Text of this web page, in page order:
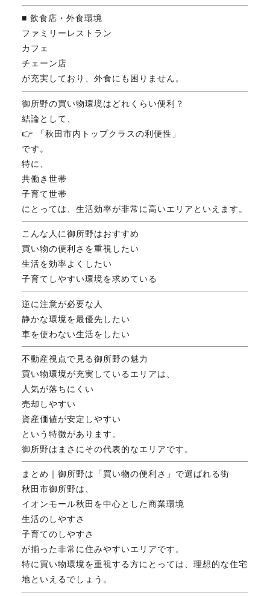
■ 飲食店・外食環境
ファミリーレストラン
カフェ
チェーン店
が充実しており、外食にも困りません。
御所野の買い物環境はどれくらい便利？
結論として、
👉 「秋田市内トップクラスの利便性」
です。
特に、
共働き世帯
子育て世帯
にとっては、生活効率が非常に高いエリアといえます。
こんな人に御所野はおすすめ
買い物の便利さを重視したい
生活を効率よくしたい
子育てしやすい環境を求めている
逆に注意が必要な人
静かな環境を最優先したい
車を使わない生活をしたい
不動産視点で見る御所野の魅力
買い物環境が充実しているエリアは、
人気が落ちにくい
売却しやすい
資産価値が安定しやすい
という特徴があります。
御所野はまさにその代表的なエリアです。
まとめ｜御所野は「買い物の便利さ」で選ばれる街
秋田市御所野は、
イオンモール秋田を中心とした商業環境
生活のしやすさ
子育てのしやすさ
が揃った非常に住みやすいエリアです。
特に買い物環境を重視する方にとっては、理想的な住宅
地といえるでしょう。